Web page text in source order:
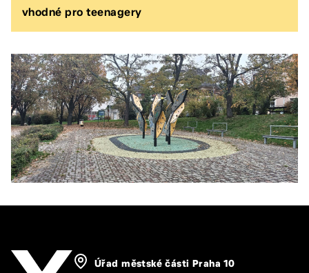
vhodné pro teenagery
Úřad městské části Praha 10